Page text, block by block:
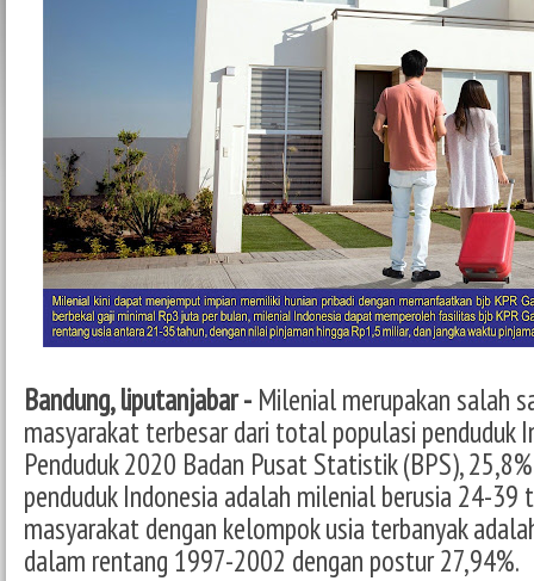
Bandung, liputanjabar - Milenial merupakan salah
masyarakat terbesar dari total populasi penduduk
Penduduk 2020 Badan Pusat Statistik (BPS),
penduduk Indonesia adalah milenial berusia 24-39
masyarakat dengan kelompok usia terbanyak
dalam rentang 1997-2002 dengan postur 27,94%.